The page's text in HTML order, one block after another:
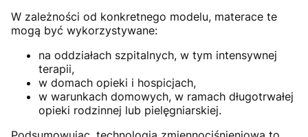
W zależności od konkretnego modelu, materace te
mogą być wykorzystywane:
na oddziałach szpitalnych, w tym intensywnej
terapii,
w domach opieki i hospicjach,
w warunkach domowych, w ramach długotrwałej
opieki rodzinnej lub pielęgniarskiej.